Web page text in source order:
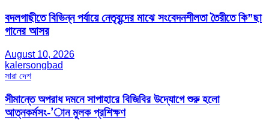
বদলগাছীতে বিভিন্ন পর্যায়ে নেতৃবৃন্দের মাঝে সংবেদনশীলতা তৈরীতে কি”ছা
গানের আসর
August 10, 2026
kalersongbad
সারা দেশ
সীমান্তে অপরাধ দমনে সাপাহারে বিজিবির উদ্যোগে শুরু হলো
আত্নকর্মসং-’ান মুলক প্রশিক্ষণ